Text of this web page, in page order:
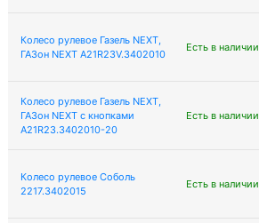
Колесо рулевое Газель NEXT,
ГАЗон NEXT A21R23V.3402010
Есть в наличии
Колесо рулевое Газель NEXT,
ГАЗон NEXT с кнопками
A21R23.3402010-20
Есть в наличии
Колесо рулевое Соболь
2217.3402015
Есть в наличии